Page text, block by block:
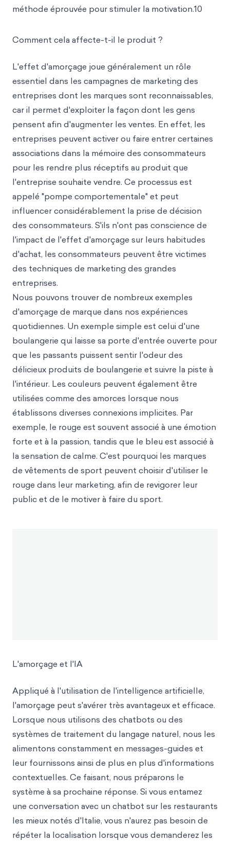
méthode éprouvée pour stimuler la motivation.10
Comment cela affecte-t-il le produit ?
L'effet d'amorçage joue généralement un rôle
essentiel dans les campagnes de marketing des
entreprises dont les marques sont reconnaissables,
car il permet d'exploiter la façon dont les gens
pensent afin d'augmenter les ventes. En effet, les
entreprises peuvent activer ou faire entrer certaines
associations dans la mémoire des consommateurs
pour les rendre plus réceptifs au produit que
l'entreprise souhaite vendre. Ce processus est
appelé "pompe comportementale" et peut
influencer considérablement la prise de décision
des consommateurs. S'ils n'ont pas conscience de
l'impact de l'effet d'amorçage sur leurs habitudes
d'achat, les consommateurs peuvent être victimes
des techniques de marketing des grandes
entreprises.
Nous pouvons trouver de nombreux exemples
d'amorçage de marque dans nos expériences
quotidiennes. Un exemple simple est celui d'une
boulangerie qui laisse sa porte d'entrée ouverte pour
que les passants puissent sentir l'odeur des
délicieux produits de boulangerie et suivre la piste à
l'intérieur. Les couleurs peuvent également être
utilisées comme des amorces lorsque nous
établissons diverses connexions implicites. Par
exemple, le rouge est souvent associé à une émotion
forte et à la passion, tandis que le bleu est associé à
la sensation de calme. C'est pourquoi les marques
de vêtements de sport peuvent choisir d'utiliser le
rouge dans leur marketing, afin de revigorer leur
public et de le motiver à faire du sport.
L'amorçage et l'IA
Appliqué à l'utilisation de l'intelligence artificielle,
l'amorçage peut s'avérer très avantageux et efficace.
Lorsque nous utilisons des chatbots ou des
systèmes de traitement du langage naturel, nous les
alimentons constamment en messages-guides et
leur fournissons ainsi de plus en plus d'informations
contextuelles. Ce faisant, nous préparons le
système à sa prochaine réponse. Si vous entamez
une conversation avec un chatbot sur les restaurants
les mieux notés d'Italie, vous n'aurez pas besoin de
répéter la localisation lorsque vous demanderez les